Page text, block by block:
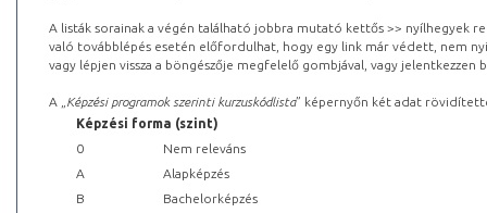
A listák sorainak a végén található jobbra mutató kettős >> nyílhegyek
való továbblépés esetén előfordulhat, hogy egy link már védett, nem
vagy lépjen vissza a böngészője megfelelő gombjával, vagy
A „ Képzési programok szerinti kurzuskódlista” képernyőn két adat
Képzési forma (szint)
0
Nem releváns
A
Alapképzés
B
Bachelorképzés